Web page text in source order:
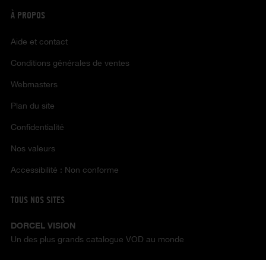
À PROPOS
Aide et contact
Conditions générales de ventes
Webmasters
Plan du site
Confidentialité
Nos valeurs
Accessibilité : Non conforme
TOUS NOS SITES
DORCEL VISION
Un des plus grands catalogue VOD au monde